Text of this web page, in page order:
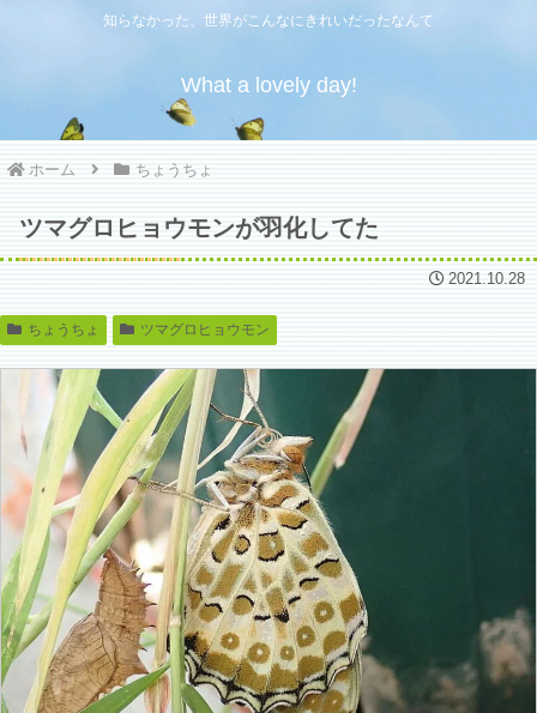
知らなかった、世界がこんなにきれいだったなんて
What a lovely day!
ホーム ちょうちょ
ツマグロヒョウモンが羽化してた
2021.10.28
ちょうちょ ツマグロヒョウモン